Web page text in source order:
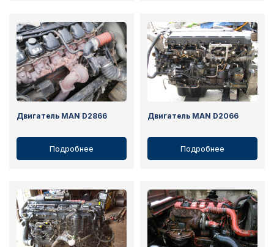
Двигатель MAN D2866
Подробнее
Двигатель MAN D2066
Подробнее